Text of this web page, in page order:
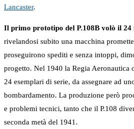
Lancaster.
Il primo prototipo del P.108B volò il 24
rivelandosi subito una macchina
proseguirono spediti e senza intoppi,
progetto. Nel 1940 la Regia Aeronautica
24 esemplari di serie, da assegnare ad
bombardamento. La produzione però
e problemi tecnici, tanto che il P.108
seconda metà del 1941.